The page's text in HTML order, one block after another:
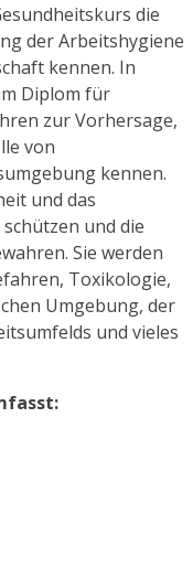
die
der Arbeitshygiene
kennen. In
Diplom für
zur Vorhersage,
von
kennen.
und das
und die
Sie werden
Toxikologie,
Umgebung, der
und vieles